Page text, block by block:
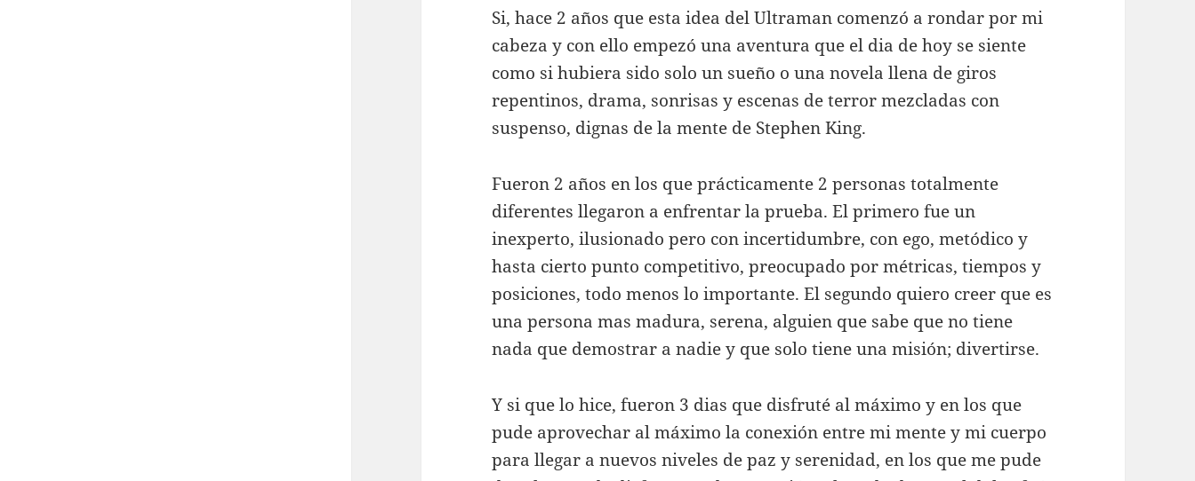
Si, hace 2 años que esta idea del Ultraman comenzó a rondar por mi
cabeza y con ello empezó una aventura que el dia de hoy se siente
como si hubiera sido solo un sueño o una novela llena de giros
repentinos, drama, sonrisas y escenas de terror mezcladas con
suspenso, dignas de la mente de Stephen King.
Fueron 2 años en los que prácticamente 2 personas totalmente
diferentes llegaron a enfrentar la prueba. El primero fue un
inexperto, ilusionado pero con incertidumbre, con ego, metódico y
hasta cierto punto competitivo, preocupado por métricas, tiempos y
posiciones, todo menos lo importante. El segundo quiero creer que es
una persona mas madura, serena, alguien que sabe que no tiene
nada que demostrar a nadie y que solo tiene una misión; divertirse.
Y si que lo hice, fueron 3 dias que disfruté al máximo y en los que
pude aprovechar al máximo la conexión entre mi mente y mi cuerpo
para llegar a nuevos niveles de paz y serenidad, en los que me pude